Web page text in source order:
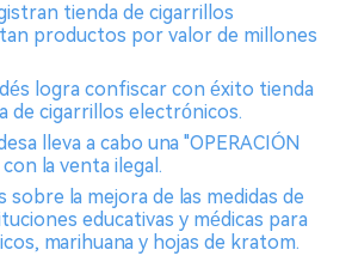
tienda de cigarrillos
productos por valor de millones
logra confiscar con éxito tienda
de cigarrillos electrónicos.
lleva a cabo una "OPERACIÓN
la venta ilegal.
sobre la mejora de las medidas de
educativas y médicas para
marihuana y hojas de kratom.